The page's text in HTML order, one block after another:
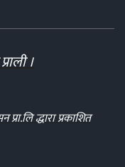
।
द्धारा प्रकाशित